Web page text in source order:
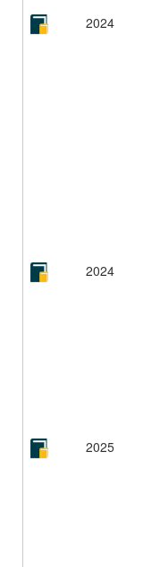
2024
2024
2025